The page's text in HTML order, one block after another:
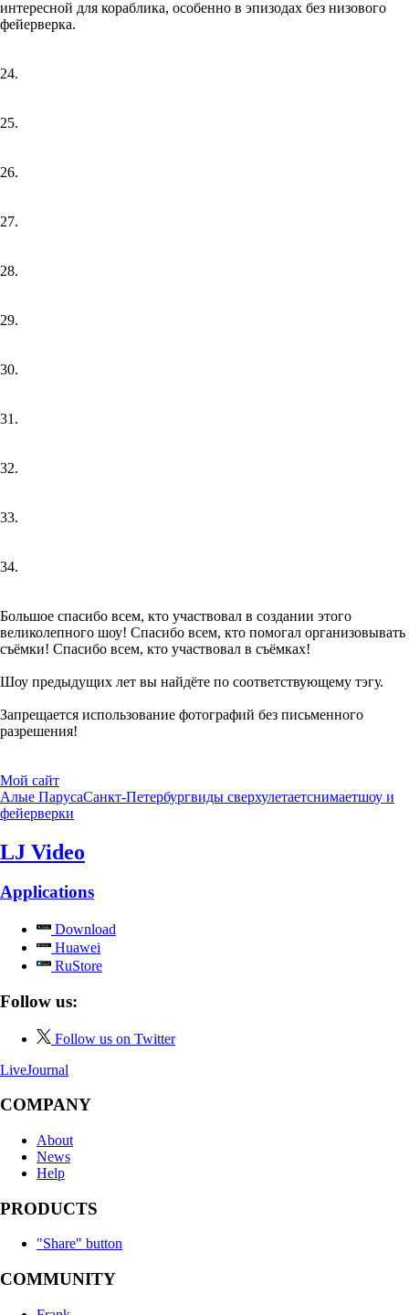
интересной для кораблика, особенно в эпизодах без низового
фейерверка.
24.
25.
26.
27.
28.
29.
30.
31.
32.
33.
34.
Большое спасибо всем, кто участвовал в создании этого
великолепного шоу! Спасибо всем, кто помогал организовывать
съёмки! Спасибо всем, кто участвовал в съёмках!
Шоу предыдущих лет вы найдёте по соответствующему тэгу.
Запрещается использование фотографий без письменного
разрешения!
Мой сайт
Алые ПарусаСанкт-Петербургвиды сверхулетаетснимаетшоу и
фейерверки
LJ Video
Applications
Download
Huawei
RuStore
Follow us:
Follow us on Twitter
LiveJournal
COMPANY
About
News
Help
PRODUCTS
"Share" button
COMMUNITY